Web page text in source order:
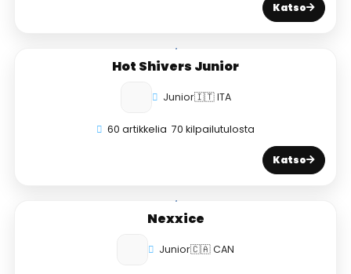
Katso
Hot Shivers Junior
Junior🇮🇹 ITA
60 artikkelia 70 kilpailutulosta
Katso
Nexxice
Junior🇨🇦 CAN